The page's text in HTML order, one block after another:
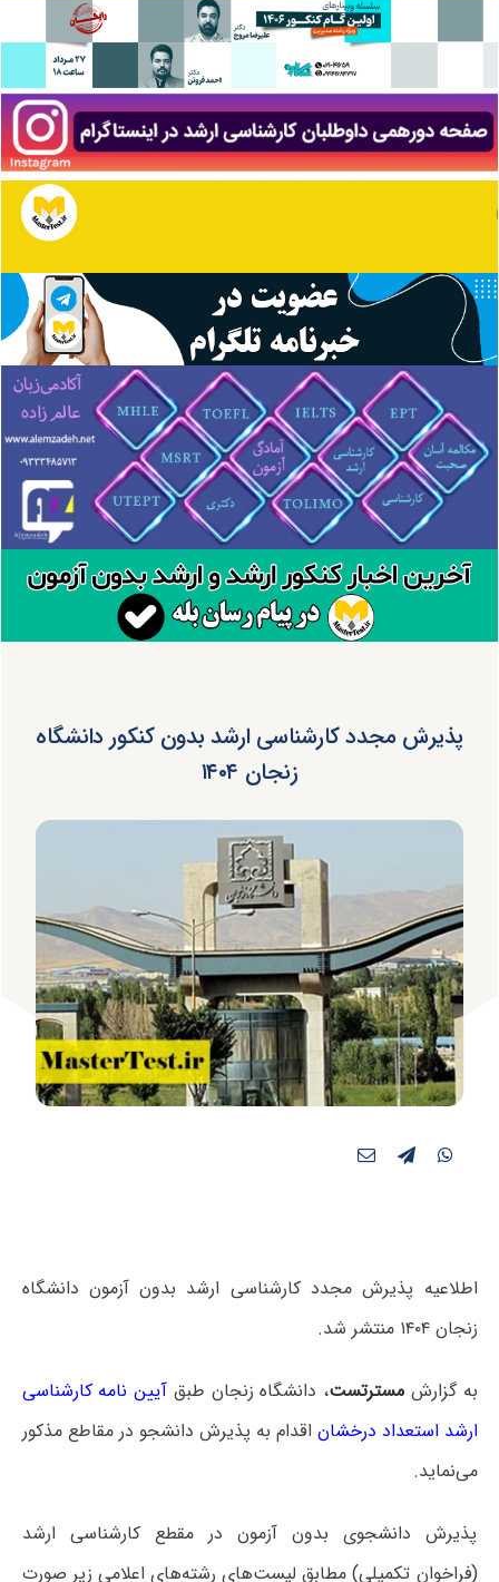
پذیرش مجدد کارشناسی ارشد بدون کنکور دانشگاه
زنجان ۱۴۰۴
اطلاعیه پذیرش مجدد کارشناسی ارشد بدون آزمون دانشگاه
زنجان ۱۴۰۴ منتشر شد.
به گزارش مسترتست، دانشگاه زنجان طبق آیین نامه کارشناسی
ارشد استعداد درخشان اقدام به پذیرش دانشجو در مقاطع مذکور
می‌نماید.
پذیرش دانشجوی بدون آزمون در مقطع کارشناسی ارشد
(فراخوان تکمیلی) مطابق لیست‌های رشته‌های اعلامی زیر صورت